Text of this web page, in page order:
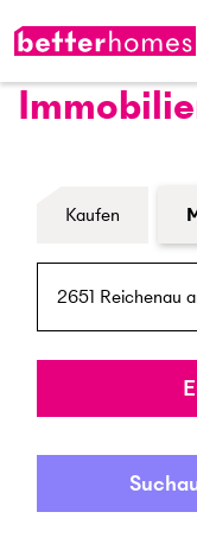
Formular
Kaufen
Umkreis